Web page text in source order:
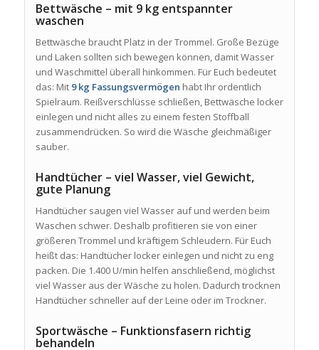
Bettwäsche – mit 9 kg entspannter
waschen
Bettwäsche braucht Platz in der Trommel. Große Bezüge
und Laken sollten sich bewegen können, damit Wasser
und Waschmittel überall hinkommen. Für Euch bedeutet
das: Mit 9 kg Fassungsvermögen habt Ihr ordentlich
Spielraum. Reißverschlüsse schließen, Bettwäsche locker
einlegen und nicht alles zu einem festen Stoffball
zusammendrücken. So wird die Wäsche gleichmäßiger
sauber.
Handtücher – viel Wasser, viel Gewicht,
gute Planung
Handtücher saugen viel Wasser auf und werden beim
Waschen schwer. Deshalb profitieren sie von einer
größeren Trommel und kräftigem Schleudern. Für Euch
heißt das: Handtücher locker einlegen und nicht zu eng
packen. Die 1.400 U/min helfen anschließend, möglichst
viel Wasser aus der Wäsche zu holen. Dadurch trocknen
Handtücher schneller auf der Leine oder im Trockner.
Sportwäsche – Funktionsfasern richtig
behandeln